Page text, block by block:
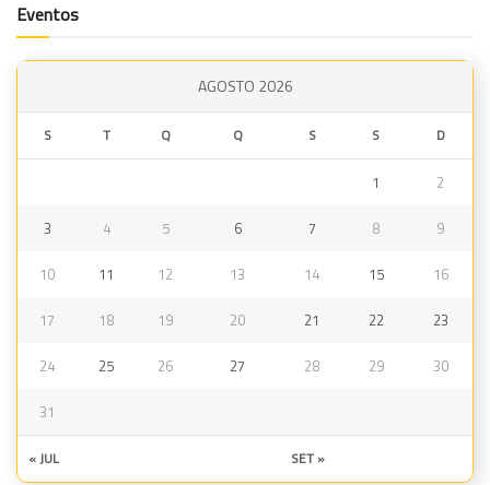
Eventos
AGOSTO 2026
S T Q Q S S D
1 2
3 4 5 6 7 8 9
10 11 12 13 14 15 16
17 18 19 20 21 22 23
24 25 26 27 28 29 30
31
« JUL SET »